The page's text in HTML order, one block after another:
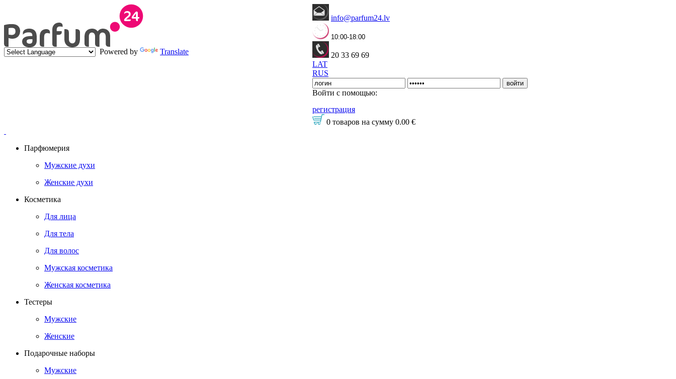
Powered by Translate
info@parfum24.lv
10:00-18:00
20 33 69 69
LAT
RUS
Войти с помощью:
регистрация
0 товаров на сумму 0.00 €
Парфюмерия
Мужские духи
Женские духи
Косметика
Для лица
Для тела
Для волос
Мужская косметика
Женская косметика
Тестеры
Мужские
Женские
Подарочные наборы
Мужские